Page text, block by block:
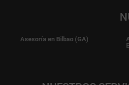
Asesoría en Bilbao (GA)